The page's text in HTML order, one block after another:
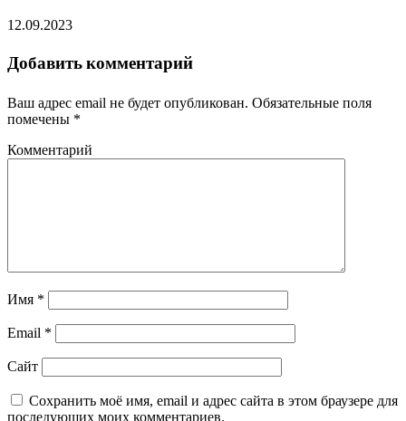
12.09.2023
Добавить комментарий
Ваш адрес email не будет опубликован. Обязательные поля
помечены *
Комментарий
Имя *
Email *
Сайт
Сохранить моё имя, email и адрес сайта в этом браузере для
последующих моих комментариев.